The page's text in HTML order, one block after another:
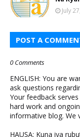
July
POST A
0 Comments
ENGLISH: You are
ask questions
Your feedback
hard work and
informative blog. We
HAUSA: Kuna iya